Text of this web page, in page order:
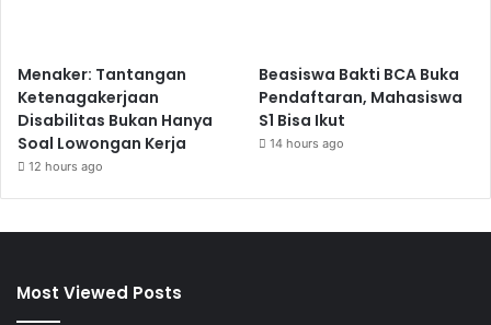
Menaker: Tantangan
Ketenagakerjaan
Disabilitas Bukan Hanya
Soal Lowongan Kerja
12 hours ago
Beasiswa Bakti BCA Buka
Pendaftaran, Mahasiswa
S1 Bisa Ikut
14 hours ago
Most Viewed Posts